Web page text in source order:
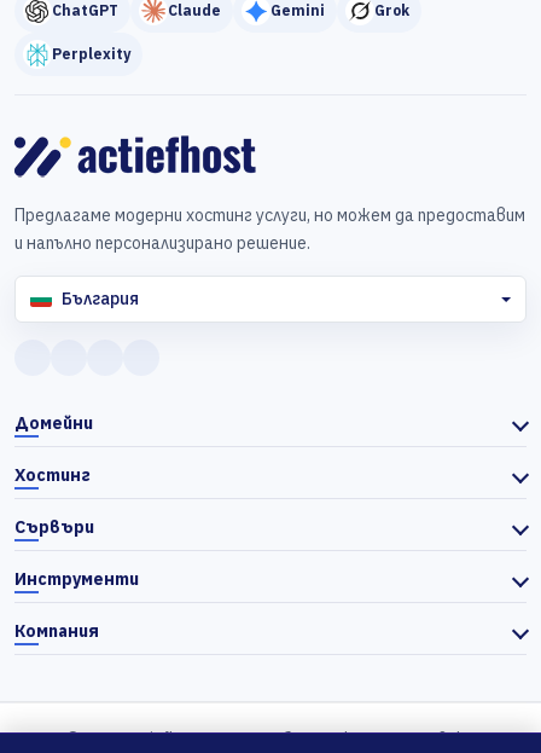
ChatGPT Claude Gemini Grok
Perplexity
Предлагаме модерни хостинг услуги, но можем да предоставим
и напълно персонализирано решение.
България
Домейни
Хостинг
Сървъри
Инструменти
Компания
© 2026 Actiefhost. Съгласно българското търговско